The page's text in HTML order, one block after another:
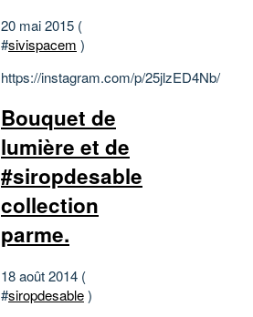
20 mai 2015 (
#sivispacem )
https://instagram.com/p/25jlzED4Nb/
Bouquet de
lumière et de
#siropdesable
collection
parme.
18 août 2014 (
#siropdesable)